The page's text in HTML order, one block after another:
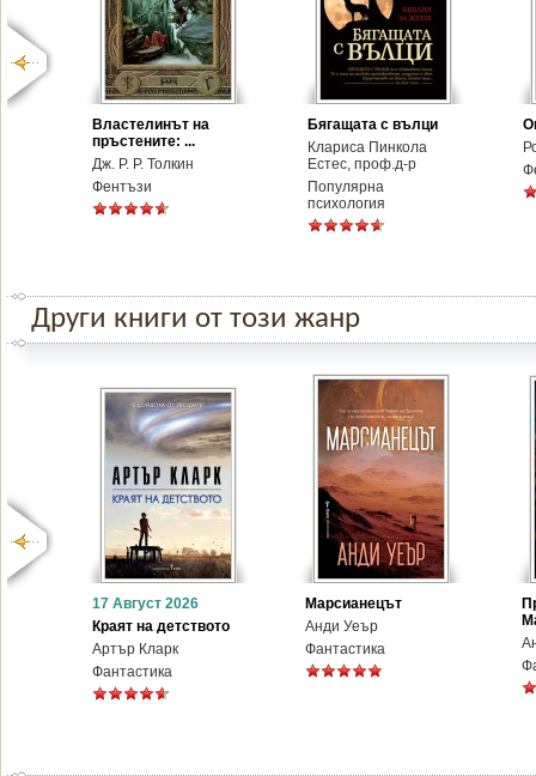
Властелинът на
пръстените: ...
Дж. Р. Р. Толкин
Фентъзи
Бягащата с вълци
Клариса Пинкола
Естес, проф.д-р
Популярна
психология
Други книги от този жанр
17 Август 2026
Краят на детството
Артър Кларк
Фантастика
Марсианецът
Анди Уеър
Фантастика